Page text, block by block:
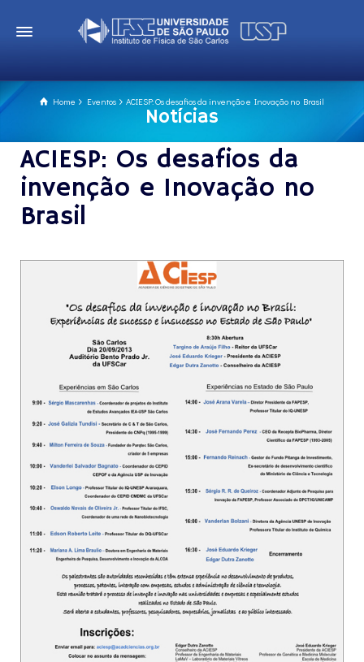
Home Eventos ACIESP: Os desafios da invenção e Inovação no Brasil
Notícias
ACIESP: Os desafios da
invenção e Inovação no
Brasil